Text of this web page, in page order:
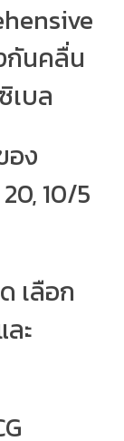
กันคลื่น
เบล
อง
10/5
เลือก
ะ